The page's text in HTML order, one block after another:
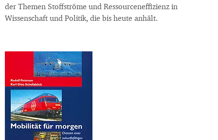
der Themen Stoffströme und Ressourceneffizienz in
Wissenschaft und Politik, die bis heute anhält.